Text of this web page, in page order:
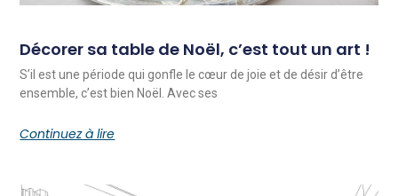
Décorer sa table de Noël, c’est tout un art !
S’il est une période qui gonfle le cœur de joie et de désir d’être
ensemble, c’est bien Noël. Avec ses
Continuez à lire